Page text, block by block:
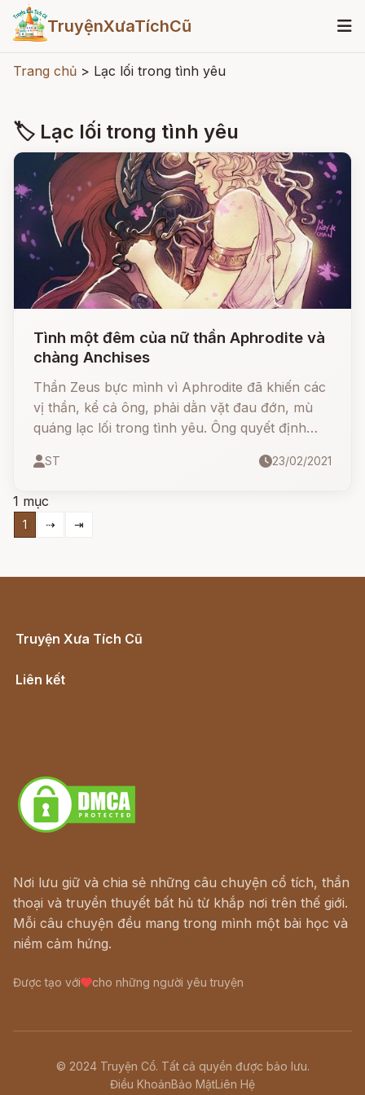
TruyệnXưaTíchCũ
Trang chủ > Lạc lối trong tình yêu
🏷 Lạc lối trong tình yêu
Tình một đêm của nữ thần Aphrodite và
chàng Anchises
Thần Zeus bực mình vì Aphrodite đã khiến các
vị thần, kể cả ông, phải dằn vặt đau đớn, mù
quáng lạc lối trong tình yêu. Ông quyết định
nếm mùi của tình yêu.
ST 23/02/2021
1 mục
1 ⇢ ⇥
Truyện Xưa Tích Cũ
Liên kết
Nơi lưu giữ và chia sẻ những câu chuyện cổ tích, thần
thoại và truyền thuyết bất hủ từ khắp nơi trên thế giới.
Mỗi câu chuyện đều mang trong mình một bài học và
niềm cảm hứng.
Được tạo với cho những người yêu truyện
© 2024 Truyện Cổ. Tất cả quyền được bảo lưu.
Điều KhoảnBảo MậtLiên Hệ